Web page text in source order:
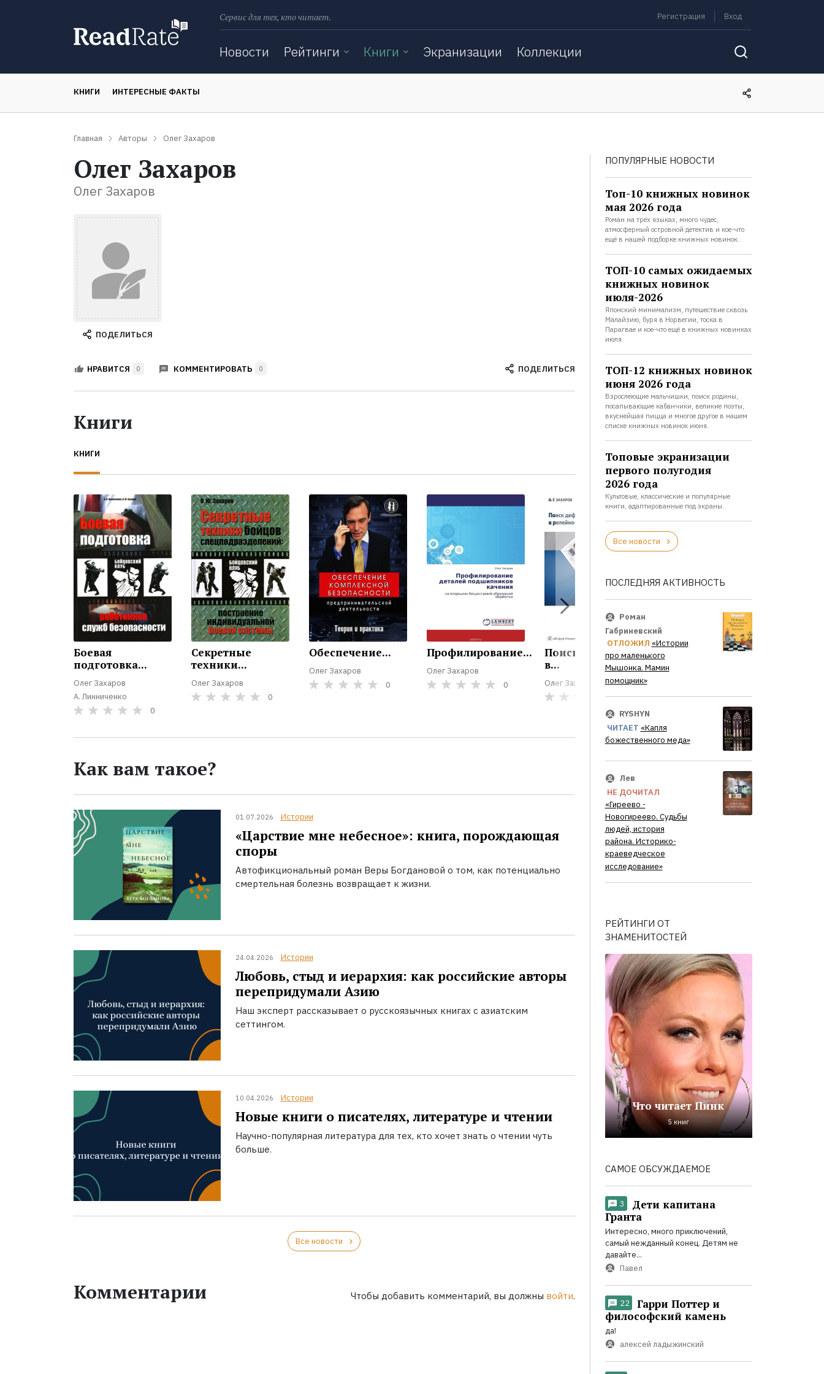
Сервис для тех, кто читает. Регистрация Вход
Новости Рейтинги Книги Экранизации Коллекции
КНИГИ ИНТЕРЕСНЫЕ ФАКТЫ
Главная Авторы Олег Захаров
Олег Захаров
Олег Захаров
ПОДЕЛИТЬСЯ
НРАВИТСЯ 0 КОММЕНТИРОВАТЬ 0 ПОДЕЛИТЬСЯ
Книги
КНИГИ
Боевая
подготовка...
Олег Захаров
А. Линниченко
0
Секретные
техники...
Олег Захаров
0
Обеспечение...
Олег Захаров
0
Профилирование...
Олег Захаров
0
Поиск дефектов
в...
Олег Захаров
0
Лисий нос в...
Олег Захаров
Как вам такое?
01.07.2026 Истории
«Царствие мне небесное»: книга, порождающая
споры
Автофикциональный роман Веры Богдановой о том, как потенциально
смертельная болезнь возвращает к жизни.
24.04.2026 Истории
Любовь, стыд и иерархия: как российские авторы
перепридумали Азию
Наш эксперт рассказывает о русскоязычных книгах с азиатским
сеттингом.
10.04.2026 Истории
Новые книги о писателях, литературе и чтении
Научно-популярная литература для тех, кто хочет знать о чтении чуть
больше.
Все новости
Комментарии Чтобы добавить комментарий, вы должны войти.
ПОПУЛЯРНЫЕ НОВОСТИ
Топ-10 книжных новинок
мая 2026 года
Роман на трёх языках, много чудес,
атмосферный островной детектив и кое-что
ещё в нашей подборке книжных новинок.
ТОП-10 самых ожидаемых
книжных новинок
июля-2026
Японский минимализм, путешествие сквозь
Малайзию, буря в Норвегии, тоска в
Парагвае и кое-что ещё в книжных новинках
июля.
ТОП-12 книжных новинок
июня 2026 года
Взрослеющие мальчишки, поиск родины,
посапывающие кабанчики, великие поэты,
вкуснейшая пицца и многое другое в нашем
списке книжных новинок июня.
Топовые экранизации
первого полугодия
2026 года
Культовые, классические и популярные
книги, адаптированные под экраны.
Все новости
ПОСЛЕДНЯЯ АКТИВНОСТЬ
Роман
Габриневский
ОТЛОЖИЛ «Истории
про маленького
Мышонка. Мамин
помощник»
RYSHYN
ЧИТАЕТ «Капля
божественного меда»
Лев
НЕ ДОЧИТАЛ
«Гиреево -
Новогиреево. Судьбы
людей, история
района. Историко-
краеведческое
исследование»
РЕЙТИНГИ ОТ
ЗНАМЕНИТОСТЕЙ
Что читает Пинк
5 книг
САМОЕ ОБСУЖДАЕМОЕ
3
Дети капитана
Гранта
Интересно, много приключений,
самый нежданный конец. Детям не
давайте...
Павел
22
Гарри Поттер и
философский камень
да!
алексей ладыжинский